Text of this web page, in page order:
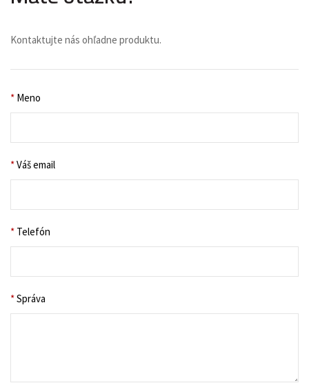
Kontaktujte nás ohľadne produktu.
* Meno
*Váš email
* Telefón
*Správa